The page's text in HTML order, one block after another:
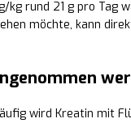
rund 21 g pro Tag
möchte, kann
wird Kreatin mit